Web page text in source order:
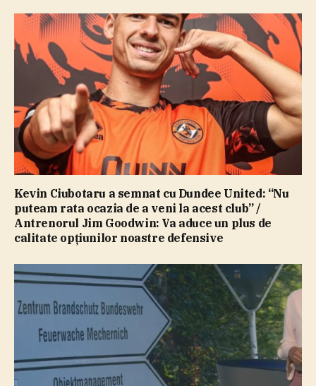
Kevin Ciubotaru a semnat cu Dundee United: “Nu
puteam rata ocazia de a veni la acest club” /
Antrenorul Jim Goodwin: Va aduce un plus de
calitate opţiunilor noastre defensive